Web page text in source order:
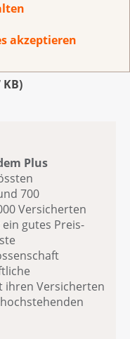
akzeptieren
Krebsliga
KB)
Plus
700
Versicherten
gutes Preis-
Versicherten